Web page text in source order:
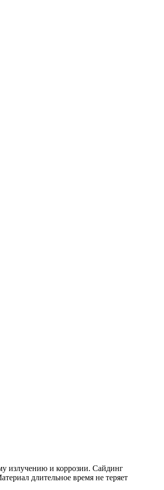
излучению и коррозии. Сайдинг
длительное время не теряет